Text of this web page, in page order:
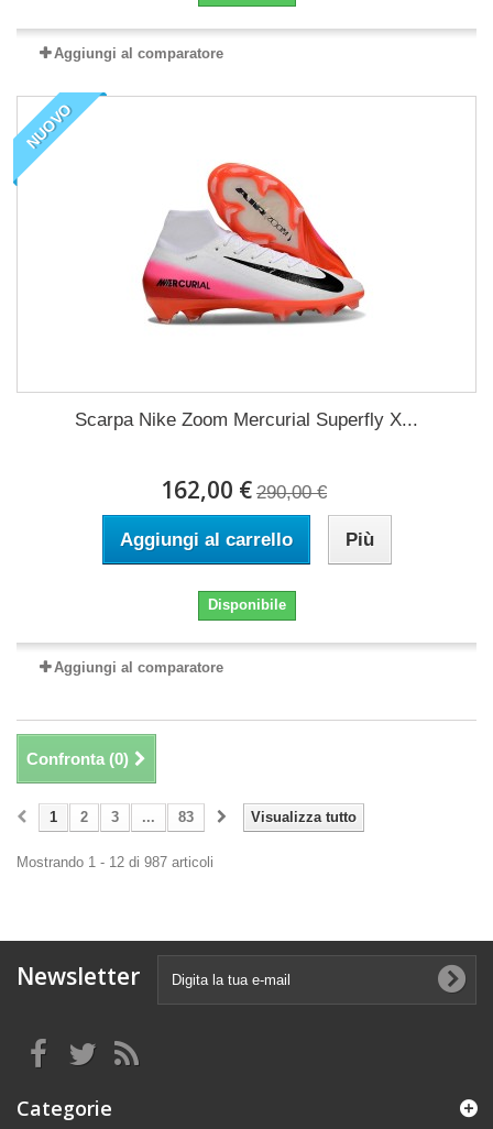
Aggiungi al comparatore
NUOVO
Scarpa Nike Zoom Mercurial Superfly X...
162,00 € 290,00 €
Aggiungi al carrello Più
Disponibile
Aggiungi al comparatore
Confronta (0)
Visualizza tutto
1 2 3 ... 83
Mostrando 1 - 12 di 987 articoli
Newsletter
Categorie